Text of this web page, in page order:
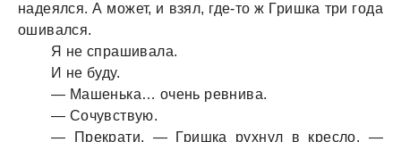
надеялся. А может, и взял, где-то ж Гришка три года
ошивался.
Я не спрашивала.
И не буду.
— Машенька… очень ревнива.
— Сочувствую.
— Прекрати, — Гришка рухнул в кресло. —